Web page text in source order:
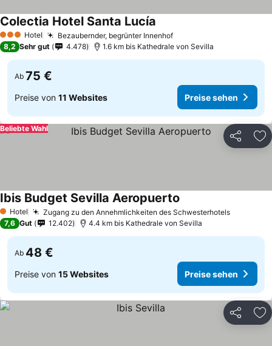
3 SterneHotel Bezaubernder, begrünter InnenhofPreise sehen
Colectia Hotel Santa Lucía
8,2 Sehr gut 4.478 1.6 km bis Kathedrale von Sevilla
Ab 75 €
Preise von 11 Websites Preise sehen
Teilen
Beliebte Wahl
1 Sterne
Hotel Zugang zu den Annehmlichkeiten des SchwesterhotelsPreise
Ibis Budget Sevilla Aeropuerto
7,6 Gut 12.402 4.4 km bis Kathedrale von Sevilla
Ab 48 €
Preise von 15 Websites Preise sehen
Teilen